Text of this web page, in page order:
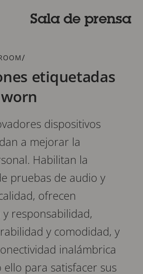
Sala de prensa
/
etiquetadas
dispositivos
a mejorar la
Habilitan la
pruebas de audio y
ofrecen
responsabilidad,
y comodidad, y
inalámbrica
para satisfacer sus